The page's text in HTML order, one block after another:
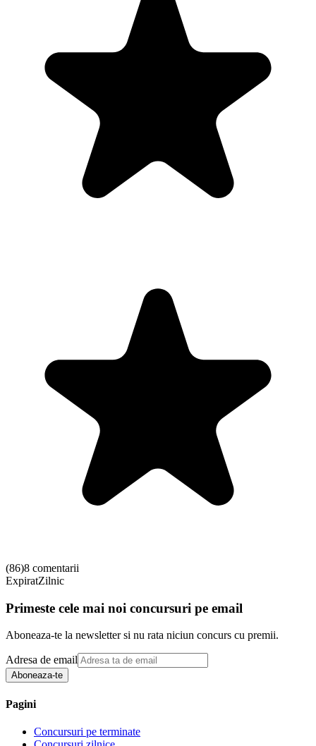
(86)8 comentarii
ExpiratZilnic
Primeste cele mai noi concursuri pe email
Aboneaza-te la newsletter si nu rata niciun concurs cu premii.
Adresa de email
Aboneaza-te
Pagini
Concursuri pe terminate